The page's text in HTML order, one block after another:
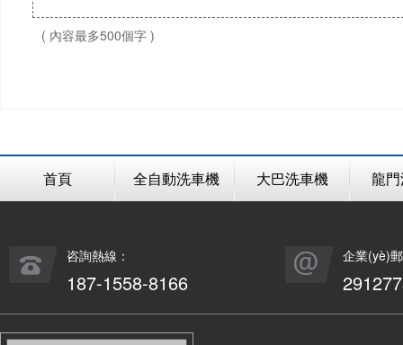
( 內容最多500個字 )
首頁 全自動洗車機 大巴洗車機 龍
咨詢熱線：
187-1558-8166
企業(yè)